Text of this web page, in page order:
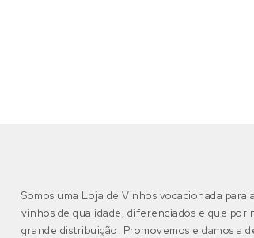
Somos uma Loja de Vinhos vocacionada
vinhos de qualidade, diferenciados e que por
grande distribuição. Promovemos e damos a